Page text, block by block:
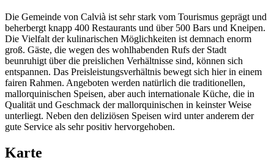
Die Gemeinde von Calvià ist sehr stark vom Tourismus geprägt und
beherbergt knapp 400 Restaurants und über 500 Bars und Kneipen.
Die Vielfalt der kulinarischen Möglichkeiten ist demnach enorm
groß. Gäste, die wegen des wohlhabenden Rufs der Stadt
beunruhigt über die preislichen Verhältnisse sind, können sich
entspannen. Das Preisleistungsverhältnis bewegt sich hier in einem
fairen Rahmen. Angeboten werden natürlich die traditionellen,
mallorquinischen Speisen, aber auch internationale Küche, die in
Qualität und Geschmack der mallorquinischen in keinster Weise
unterliegt. Neben den deliziösen Speisen wird unter anderem der
gute Service als sehr positiv hervorgehoben.
Karte